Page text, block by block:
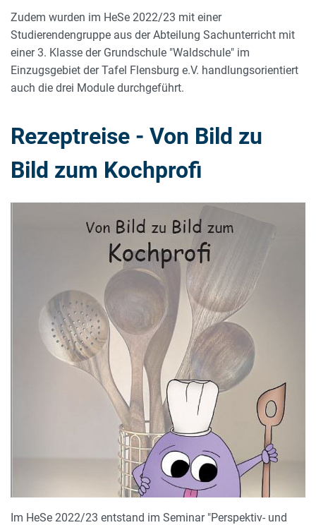
Zudem wurden im HeSe 2022/23 mit einer
Studierendengruppe aus der Abteilung Sachunterricht mit
einer 3. Klasse der Grundschule "Waldschule" im
Einzugsgebiet der Tafel Flensburg e.V. handlungsorientiert
auch die drei Module durchgeführt.
Rezeptreise - Von Bild zu
Bild zum Kochprofi
Im HeSe 2022/23 entstand im Seminar "Perspektiv- und